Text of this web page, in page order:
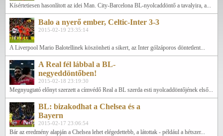
Kísértetiesen hasonlított az idei Man. City-Barcelona BL-nyolcaddöntő a tavalyira, a...
Balo a nyerő ember, Celtic-Inter 3-3
2015-02-19 23:35:14
A Liverpool Mario Balotellinek köszönheti a sikert, az Inter gólzáporos döntetlent...
A Real fél lábbal a BL-
negyeddöntőben!
2015-02-18 23:19:30
Megnyugtató előnyt szerzett a címvédő Real a BL szerda esti nyolcaddöntőjének első...
BL: bizakodhat a Chelsea és a
Bayern
2015-02-17 23:06:54
Bár az eredmény alapján a Chelsea lehet elégedettebb, a látottak - például a hétszer...